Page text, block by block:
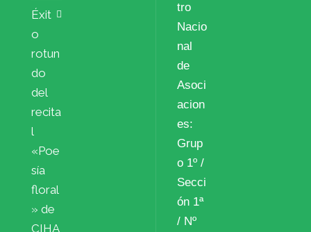
Éxit
o
rotun
do
del
recita
l
«Poe
sía
floral
» de
CIHA
tro
Nacio
nal
de
Asoci
acion
es:
Grup
o 1º /
Secci
ón 1ª
/ Nº